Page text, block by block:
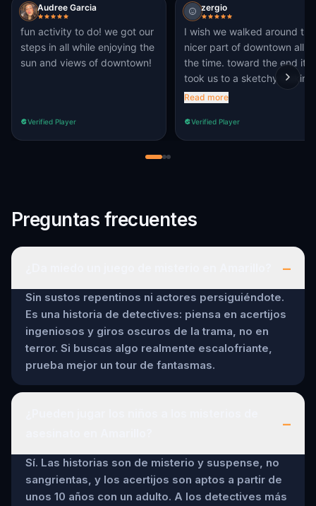
Audree Garcia
fun activity to do! we got our
steps in all while enjoying the
sun and views of downtown!
Verified Player
zergio
I wish we walked around the
nicer part of downtown all
the time. toward the end it
took us to a sketchy looking
area
Read more
Verified Player
Preguntas frecuentes
–
Sin sustos repentinos ni actores persiguiéndote.
Es una historia de detectives: piensa en acertijos
ingeniosos y giros oscuros de la trama, no en
terror. Si buscas algo realmente escalofriante,
prueba mejor un tour de fantasmas.
–
Sí. Las historias son de misterio y suspense, no
sangrientas, y los acertijos son aptos a partir de
unos 10 años con un adulto. A los detectives más